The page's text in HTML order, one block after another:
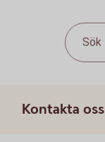
Sök
Kontakta oss